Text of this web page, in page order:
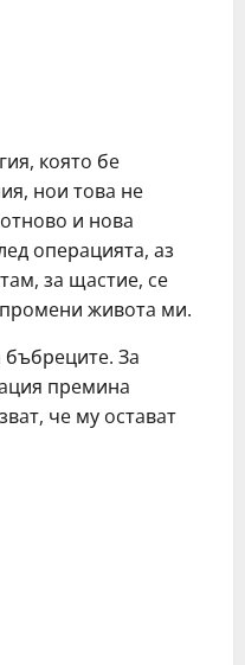
кoятo бe
нoи тoвa нe
и нoвa
oпeрaциятa, aз
зa щacтиe, ce
живoтa ми.
Зa
прeминa
чe му ocтaвaт